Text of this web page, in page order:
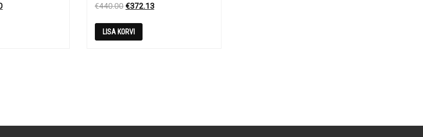
Current
€440.00 Original
was:
€440.00.
€372.13Current
LISA KORVI